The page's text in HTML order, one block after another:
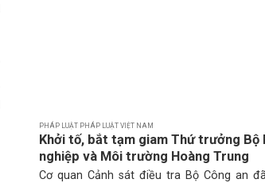
PHÁP LUẬT PHÁP LUẬT VIỆT NAM
Khởi tố, bắt tạm giam Thứ trưởng Bộ
nghiệp và Môi trường Hoàng Trung
Cơ quan Cảnh sát điều tra Bộ Công an